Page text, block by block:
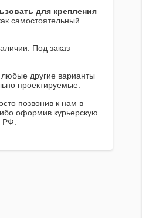
для крепления
самостоятельный
Под заказ
любые другие варианты
проектируемые.
позвонив к нам в
оформив курьерскую
РФ.